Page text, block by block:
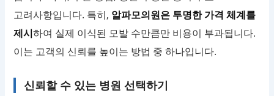
고려사항입니다. 특히, 알파모의원은 투명한 가격 체계를
제시하여 실제 이식된 모발 수만큼만 비용이 부과됩니다.
이는 고객의 신뢰를 높이는 방법 중 하나입니다.
신뢰할 수 있는 병원 선택하기